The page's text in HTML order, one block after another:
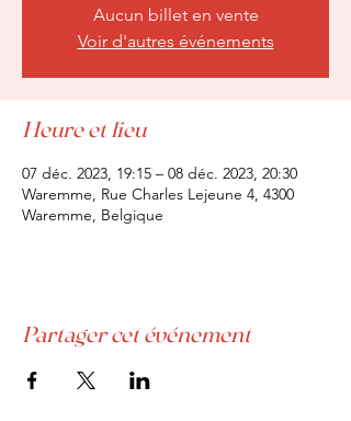
Aucun billet en vente
Voir d'autres événements
Heure et lieu
07 déc. 2023, 19:15 – 08 déc. 2023, 20:30
Waremme, Rue Charles Lejeune 4, 4300
Waremme, Belgique
Partager cet événement